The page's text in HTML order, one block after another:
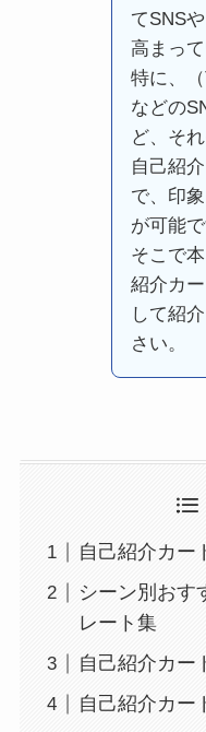
てSNS
高まって
特に、
などの
ど、そ
自己紹
で、印
が可能で
そこで
紹介カ
して紹
さい。
自己紹介カー
シーン別おす
レート集
自己紹介カー
自己紹介カー